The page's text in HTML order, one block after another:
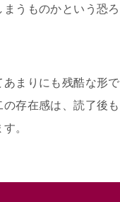
うものかという恐ろ
まりにも残酷な形で
存在感は、読了後も
。